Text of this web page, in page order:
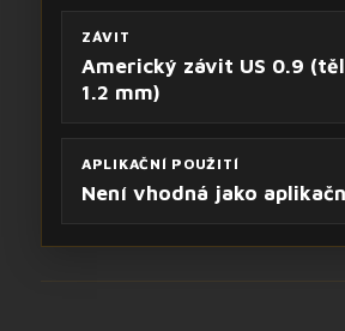
ZÁVIT
Americký závit US 0.9
1.2 mm)
APLIKAČNÍ POUŽITÍ
Není vhodná jako